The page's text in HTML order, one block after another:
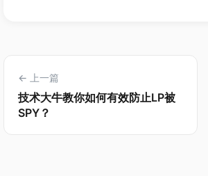
← 上一篇
技术大牛教你如何有效防止LP被
SPY？